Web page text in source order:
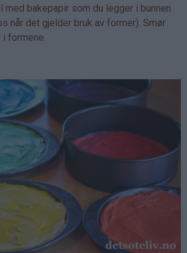
med bakepapir som du legger i bunnen
når det gjelder bruk av former). Smør
formene.